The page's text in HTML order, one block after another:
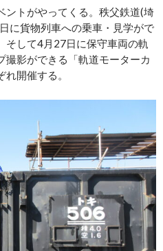
トがやってくる。秩父鉄道(埼
に貨物列車への乗車・見学がで
そして4月27日に保守車両の軌
撮影ができる「軌道モーターカ
開催する。